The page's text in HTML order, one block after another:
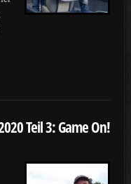
Teil 3: Game On!